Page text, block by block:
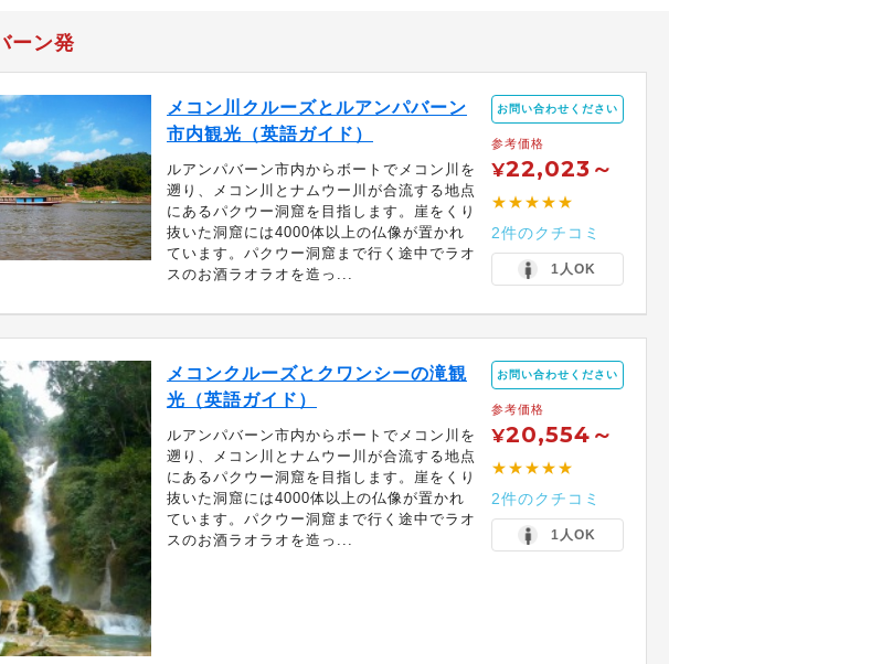
ーン発
メコン川クルーズとルアンパバーン
市内観光（英語ガイド）
ルアンパバーン市内からボートでメコン川を
遡り、メコン川とナムウー川が合流する地点
にあるパクウー洞窟を目指します。崖をくり
抜いた洞窟には4000体以上の仏像が置かれ
ています。パクウー洞窟まで行く途中でラオ
スのお酒ラオラオを造っ...
お問い合わせください
参考価格
¥22,023～
★★★★★
2件のクチコミ
1人OK
メコンクルーズとクワンシーの滝観
光（英語ガイド）
ルアンパバーン市内からボートでメコン川を
遡り、メコン川とナムウー川が合流する地点
にあるパクウー洞窟を目指します。崖をくり
抜いた洞窟には4000体以上の仏像が置かれ
ています。パクウー洞窟まで行く途中でラオ
スのお酒ラオラオを造っ...
お問い合わせください
参考価格
¥20,554～
★★★★★
2件のクチコミ
1人OK